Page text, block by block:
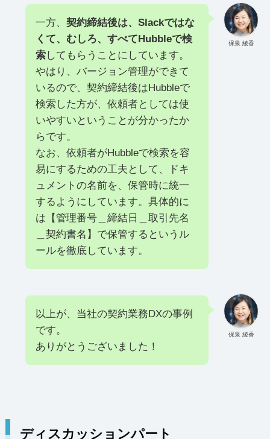
保泉 綾香
一方、 契約締結後は、Slackではな
くて、むしろ、すべてHubbleで検
索してもらうことにしています。
やはり、バージョン管理ができて
いるので、契約締結後はHubbleで
検索した方が、依頼者としては使
いやすいということが分かったか
らです。
なお、依頼者がHubbleで検索を容
易にするための工夫として、ドキ
ュメントの名前を、保管時に統一
するようにしています。具体的に
は【管理番号＿締結日＿取引先名
＿契約書名】で保管するというル
ールを徹底しています。
保泉 綾香
以上が、当社の契約業務DXの事例
です。
ありがとうございました！
ディスカッションパート